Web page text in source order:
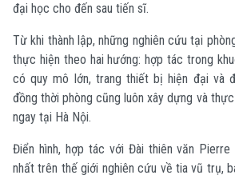
đại học cho đến sau tiến sĩ.
Từ khi thành lập, những nghiên cứu tại
thực hiện theo hai hướng: hợp tác trong
có quy mô lớn, trang thiết bị hiện đại và
đồng thời phòng cũng luôn xây dựng và
ngay tại Hà Nội.
Điển hình, hợp tác với Đài thiên văn Pierre
nhất trên thế giới nghiên cứu về tia vũ trụ,